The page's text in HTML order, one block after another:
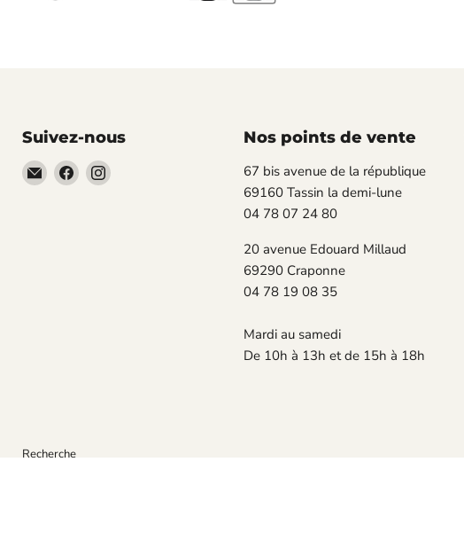
Suivez-nous
Email
TECLAB
Trouvez-
nous
Trouvez-
Nos points de vente
67 bis avenue de la république
69160 Tassin la demi-lune
04 78 07 24 80
20 avenue Edouard Millaud
69290 Craponne
04 78 19 08 35
Mardi au samedi
De 10h à 13h et de 15h à 18h
Recherche